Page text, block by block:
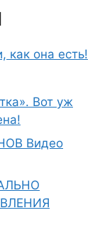
как она есть!
Вот уж
Видео